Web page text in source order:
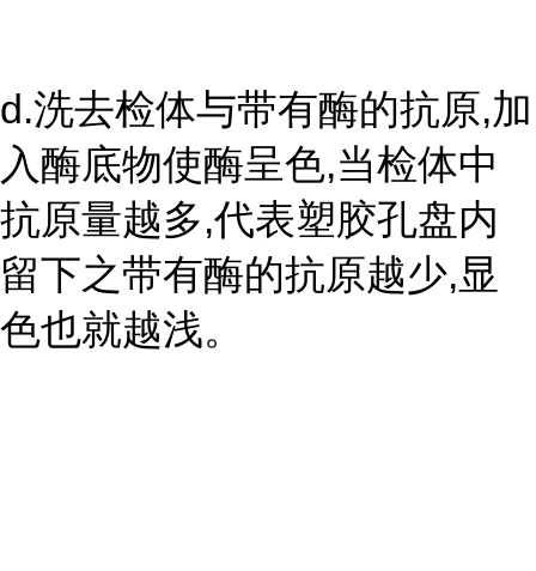
d.洗去检体与带有酶的抗原,加
入酶底物使酶呈色,当检体中
抗原量越多,代表塑胶孔盘内
留下之带有酶的抗原越少,显
色也就越浅。